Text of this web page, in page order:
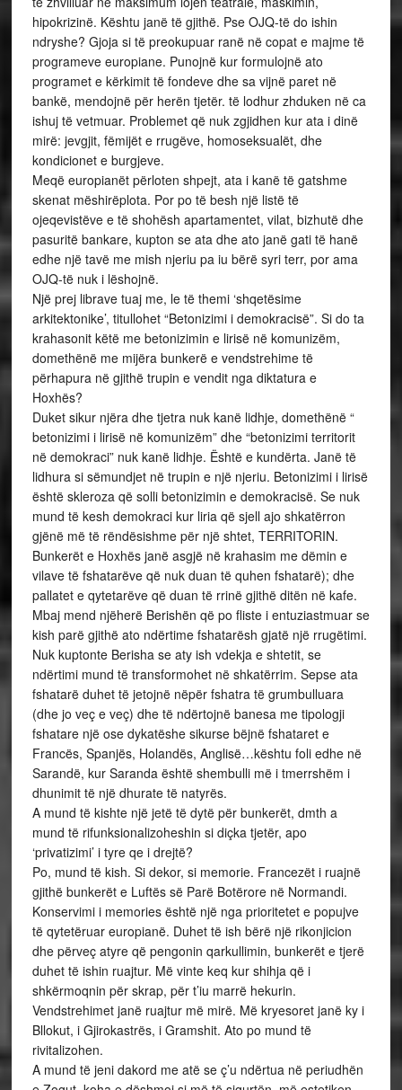
hipokrizinë. Kështu janë të gjithë. Pse OJQ-të do ishin
ndryshe? Gjoja si të preokupuar ranë në copat e majme të
programeve europiane. Punojnë kur formulojnë ato
programet e kërkimit të fondeve dhe sa vijnë paret në
bankë, mendojnë për herën tjetër. të lodhur zhduken në ca
ishuj të vetmuar. Problemet që nuk zgjidhen kur ata i dinë
mirë: jevgjit, fëmijët e rrugëve, homoseksualët, dhe
kondicionet e burgjeve.
Meqë europianët përloten shpejt, ata i kanë të gatshme
skenat mëshirëplota. Por po të besh një listë të
ojeqevistëve e të shohësh apartamentet, vilat, bizhutë dhe
pasuritë bankare, kupton se ata dhe ato janë gati të hanë
edhe një tavë me mish njeriu pa iu bërë syri terr, por ama
OJQ-të nuk i lëshojnë.
Një prej librave tuaj me, le të themi ‘shqetësime
arkitektonike’, titullohet “Betonizimi i demokracisë”. Si do ta
krahasonit këtë me betonizimin e lirisë në komunizëm,
domethënë me mijëra bunkerë e vendstrehime të
përhapura në gjithë trupin e vendit nga diktatura e
Hoxhës?
Duket sikur njëra dhe tjetra nuk kanë lidhje, domethënë “
betonizimi i lirisë në komunizëm” dhe “betonizimi territorit
në demokraci” nuk kanë lidhje. Është e kundërta. Janë të
lidhura si sëmundjet në trupin e një njeriu. Betonizimi i lirisë
është skleroza që solli betonizimin e demokracisë. Se nuk
mund të kesh demokraci kur liria që sjell ajo shkatërron
gjënë më të rëndësishme për një shtet, TERRITORIN.
Bunkerët e Hoxhës janë asgjë në krahasim me dëmin e
vilave të fshatarëve që nuk duan të quhen fshatarë); dhe
pallatet e qytetarëve që duan të rrinë gjithë ditën në kafe.
Mbaj mend njëherë Berishën që po fliste i entuziastmuar se
kish parë gjithë ato ndërtime fshatarësh gjatë një rrugëtimi.
Nuk kuptonte Berisha se aty ish vdekja e shtetit, se
ndërtimi mund të transformohet në shkatërrim. Sepse ata
fshatarë duhet të jetojnë nëpër fshatra të grumbulluara
(dhe jo veç e veç) dhe të ndërtojnë banesa me tipologji
fshatare një ose dykatëshe sikurse bëjnë fshataret e
Francës, Spanjës, Holandës, Anglisë…kështu foli edhe në
Sarandë, kur Saranda është shembulli më i tmerrshëm i
dhunimit të një dhurate të natyrës.
A mund të kishte një jetë të dytë për bunkerët, dmth a
mund të rifunksionalizoheshin si diçka tjetër, apo
‘privatizimi’ i tyre qe i drejtë?
Po, mund të kish. Si dekor, si memorie. Francezët i ruajnë
gjithë bunkerët e Luftës së Parë Botërore në Normandi.
Konservimi i memories është një nga prioritetet e popujve
të qytetëruar europianë. Duhet të ish bërë një rikonjicion
dhe përveç atyre që pengonin qarkullimin, bunkerët e tjerë
duhet të ishin ruajtur. Më vinte keq kur shihja që i
shkërmoqnin për skrap, për t’iu marrë hekurin.
Vendstrehimet janë ruajtur më mirë. Më kryesoret janë ky i
Bllokut, i Gjirokastrës, i Gramshit. Ato po mund të
rivitalizohen.
A mund të jeni dakord me atë se ç’u ndërtua në periudhën